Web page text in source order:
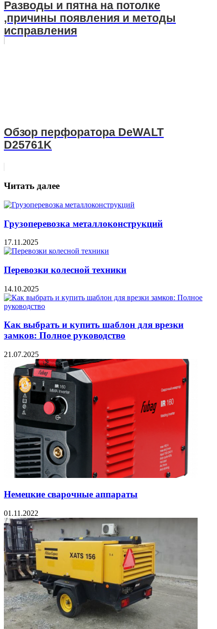
Разводы и пятна на потолке
,причины появления и методы
исправления
Обзор перфоратора DeWALT
D25761K
Читать далее
Грузоперевозка металлоконструкций
17.11.2025
Перевозки колесной техники
14.10.2025
Как выбрать и купить шаблон для врезки
замков: Полное руководство
21.07.2025
Немецкие сварочные аппараты
01.11.2022